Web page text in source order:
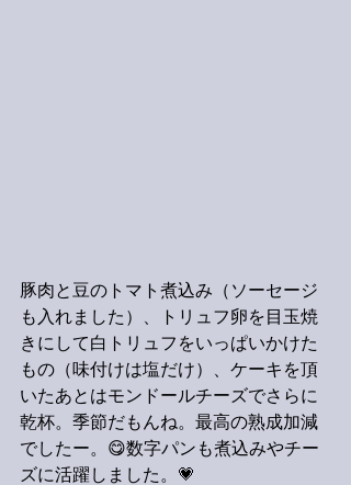
豚肉と豆のトマト煮込み（ソーセージ
も入れました）、トリュフ卵を目玉焼
きにして白トリュフをいっぱいかけた
もの（味付けは塩だけ）、ケーキを頂
いたあとはモンドールチーズでさらに
乾杯。季節だもんね。最高の熟成加減
でしたー。😋数字パンも煮込みやチー
ズに活躍しました。💗